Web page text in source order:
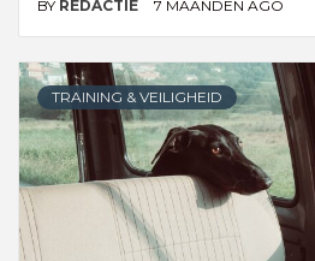
BY REDACTIE 7 MAANDEN AGO
TRAINING & VEILIGHEID